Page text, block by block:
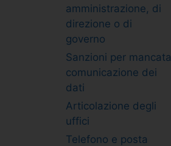
amministrazione, di
direzione o di
governo
Sanzioni per mancata
comunicazione dei
dati
Articolazione degli
uffici
Telefono e posta